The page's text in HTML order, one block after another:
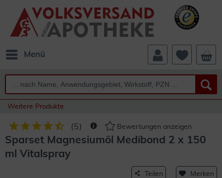
Menü
Weitere Produkte
(5) Bewertungen anzeigen
Sparset Magnesiumöl Medibond 2 x 150
ml Vitalspray
Teilen Merken